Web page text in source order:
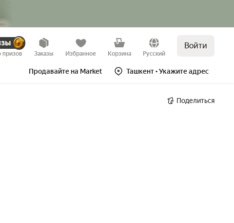
призов Заказы Избранное Корзина Русский
Войти
Продавайте на Market Ташкент• Укажите адрес
Поделиться